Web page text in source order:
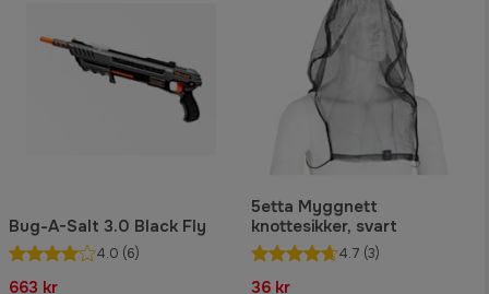
Bug-A-Salt 3.0 Black Fly
4.0 (6)
663 kr
5etta Myggnett
knottesikker, svart
4.7 (3)
36 kr